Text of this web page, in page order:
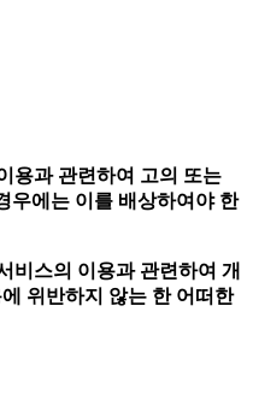
용과 관련하여 고의 또는
우에는 이를 배상하여야 한
비스의 이용과 관련하여 개
위반하지 않는 한 어떠한